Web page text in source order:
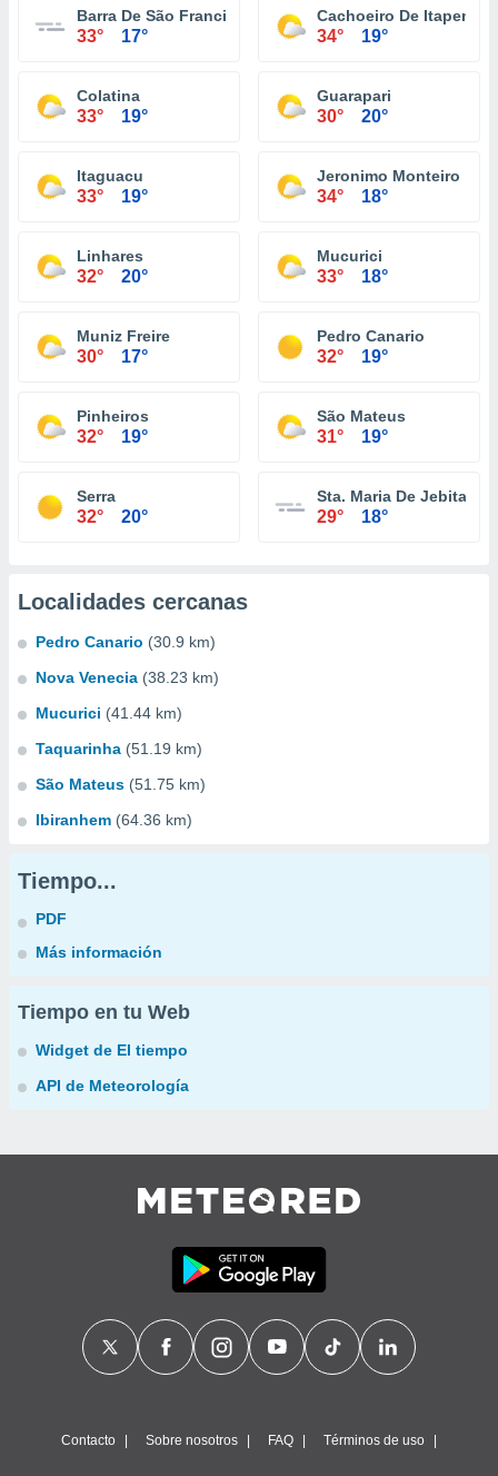
Barra De São Francisco
33° 17°
Cachoeiro De
34° 19°
Colatina
33° 19°
Guarapari
30° 20°
Itaguacu
33° 19°
Jeronimo Monteiro
34° 18°
Linhares
32° 20°
Mucurici
33° 18°
Muniz Freire
30° 17°
Pedro Canario
32° 19°
Pinheiros
32° 19°
São Mateus
31° 19°
Serra
32° 20°
Sta. Maria De Jebita
29° 18°
Localidades cercanas
Pedro Canario (30.9 km)
Nova Venecia (38.23 km)
Mucurici (41.44 km)
Taquarinha (51.19 km)
São Mateus (51.75 km)
Ibiranhem (64.36 km)
Tiempo...
PDF
Más información
Tiempo en tu Web
Widget de El tiempo
API de Meteorología
Contacto Sobre nosotros FAQ Términos de uso